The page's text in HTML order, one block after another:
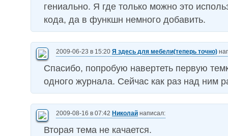
гениально. Я где только можно это
кода, да в функшн немного добавить.
2009-06-23 в 15:20 Я здесь для мебели(теперь точно)
Спасибо, попробую навертеть первую
одного журнала. Сейчас как раз над ним
2009-08-16 в 07:42 Николай написал:
Вторая тема не качается.